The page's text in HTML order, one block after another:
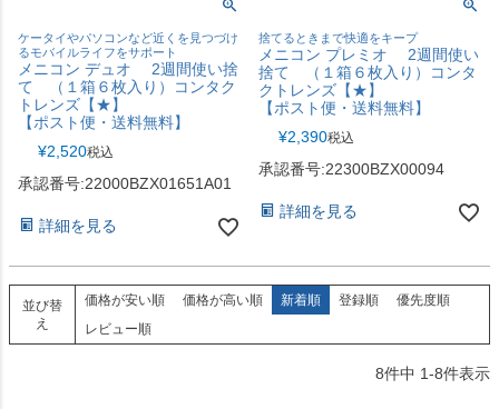
ケータイやパソコンなど近くを見つづけ
るモバイルライフをサポート
メニコン デュオ 2週間使い捨
て （１箱６枚入り）コンタク
トレンズ【★】
【ポスト便・送料無料】
¥2,520税込
承認番号:22000BZX01651A01
詳細を見る
捨てるときまで快適をキープ
メニコン プレミオ 2週間使い
捨て （１箱６枚入り）コンタ
クトレンズ【★】
【ポスト便・送料無料】
¥2,390税込
承認番号:22300BZX00094
詳細を見る
並び替
え
価格が安い順 価格が高い順 新着順 登録順
優先度順
レビュー順
8件中 1-8件表示